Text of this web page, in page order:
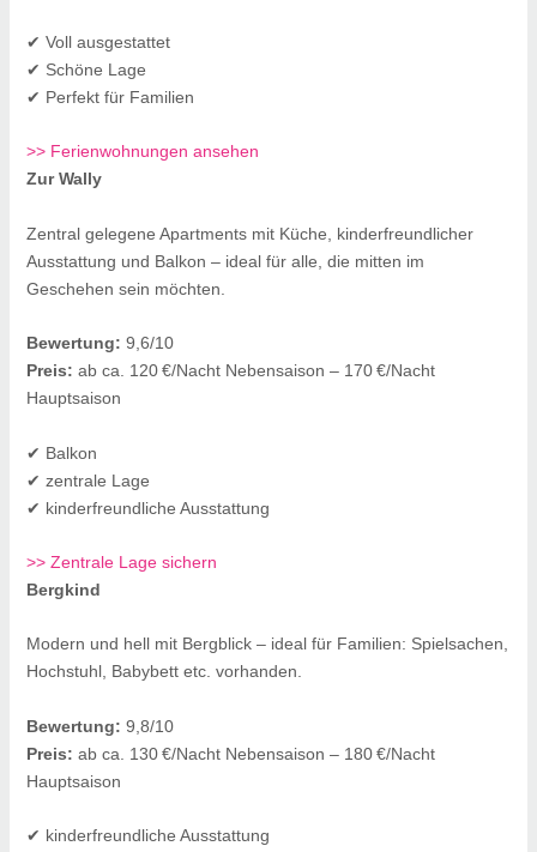
✔ Voll ausgestattet
✔ Schöne Lage
✔ Perfekt für Familien
>> Ferienwohnungen ansehen
Zur Wally
Zentral gelegene Apartments mit Küche, kinderfreundlicher
Ausstattung und Balkon – ideal für alle, die mitten im
Geschehen sein möchten.
Bewertung: 9,6/10
Preis: ab ca. 120 €/Nacht Nebensaison – 170 €/Nacht
Hauptsaison
✔ Balkon
✔ zentrale Lage
✔ kinderfreundliche Ausstattung
>> Zentrale Lage sichern
Bergkind
Modern und hell mit Bergblick – ideal für Familien: Spielsachen,
Hochstuhl, Babybett etc. vorhanden.
Bewertung: 9,8/10
Preis: ab ca. 130 €/Nacht Nebensaison – 180 €/Nacht
Hauptsaison
✔ kinderfreundliche Ausstattung